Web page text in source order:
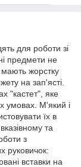
для роботи зі
предмети не
мають жорстку
на зап'ясті.
"кастет", яке
умовах. М'який і
їх в
та
з
руковичок:
вставки на